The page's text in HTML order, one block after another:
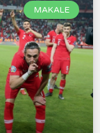
MAKALE